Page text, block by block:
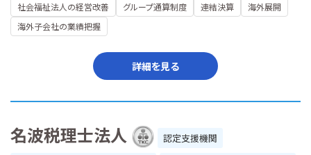
社会福祉法人の経営改善
グループ通算制度 連結決算
海外展開
海外子会社の業績把握
詳細を見る
名波税理士法人
認定支援機関